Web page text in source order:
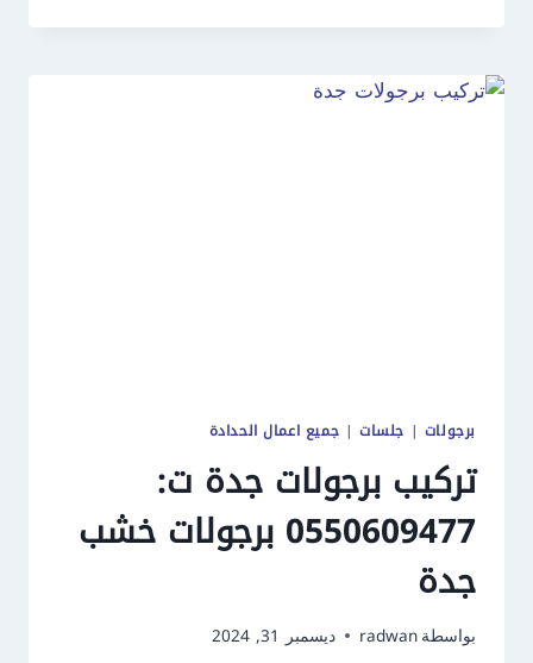
جدة
0550609477
حداد
برجولات | جلسات| جميع اعمال الحدادة
تركيب برجولات جدة ت:
0550609477 برجولات خشب
جدة
بواسطةradwan ديسمبر 31, 2024